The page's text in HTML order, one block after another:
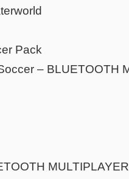
Pack
– BLUETOOTH
MULTIPLAYER